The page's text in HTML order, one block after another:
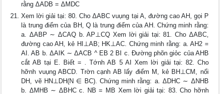
rằng ΔADB = ΔMDC
Xem lời giải tại: 80. Cho ΔABC vuụng tại A, đường cao AH, gọi P
là trung điểm của BH, Q là trung điểm của AH. Chứng minh rằng:
a. ΔABP ∼ ΔCAQ b. AP⊥CQ Xem lời giải tại: 81. Cho ΔABC,
đường cao AH, kẻ HI⊥AB; HK⊥AC. Chứng minh rằng: a. AH2 =
AI. AB b. ΔAIK ∼ ΔACB ^ EB 2 BI c. Đường phõn giỏc của AHB
cắt AB tại E. Biết = . Tớnh AB 5 AI Xem lời giải tại: 82. Cho
hỡnh vuụng ABCD. Trờn cạnh AB lấy điểm M, kẻ BH⊥CM, nối
DH, vẽ HN⊥DH(N ∈ BC). Chứng minh rằng: a. ΔDHC ∼ ΔNHB
b. ΔMHB ∼ ΔBHC c. NB = MB Xem lời giải tại: 83. Cho hỡnh